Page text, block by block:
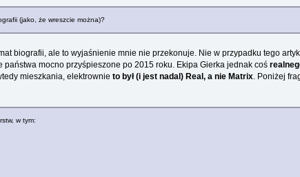
(jako, że wreszcie można)?
biografii, ale to wyjaśnienie mnie nie przekonuje. Nie w przypadku tego
państwa mocno przyśpieszone po 2015 roku. Ekipa Gierka jednak coś
mieszkania, elektrownie to był (i jest nadal) Real, a nie Matrix. Poniżej
w tym: